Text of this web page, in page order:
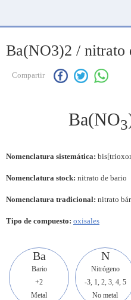
Ba(NO3)2 / nitrato
Compartir
Ba(NO3
Nomenclatura sistemática:
Nomenclatura stock: nitrato de bario
Nomenclatura tradicional: nitrato
Tipo de compuesto: oxisales
Ba
Bario
+2
Metal
N
Nitrógeno
-3, 1, 2, 3, 4, 5
No metal